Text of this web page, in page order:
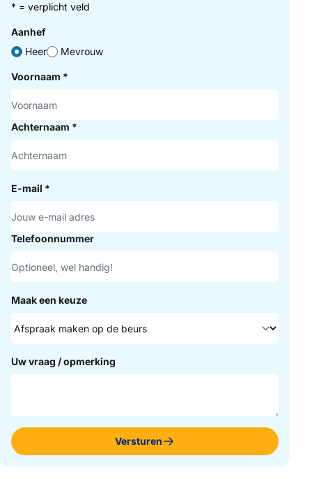
* = verplicht veld
Aanhef
Heer
Mevrouw
Voornaam *
Achternaam *
E-mail *
Telefoonnummer
Maak een keuze
Uw vraag / opmerking
Versturen